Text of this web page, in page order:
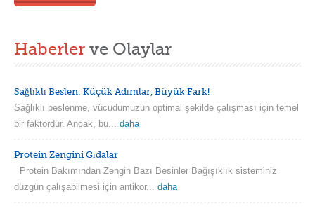
Haberler ve Olaylar
Sağlıklı Beslen: Küçük Adımlar, Büyük Fark!
Sağlıklı beslenme, vücudumuzun optimal şekilde çalışması için temel
bir faktördür. Ancak, bu... daha
Protein Zengini Gıdalar
Protein Bakımından Zengin Bazı Besinler Bağışıklık sisteminiz
düzgün çalışabilmesi için antikor... daha